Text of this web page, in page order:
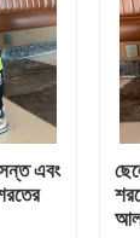
এবং